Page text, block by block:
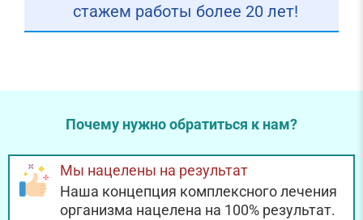
стажем работы более 20 лет!
Почему нужно обратиться к нам?
Мы нацелены на результат
Наша концепция комплексного лечения
организма нацелена на 100% результат.